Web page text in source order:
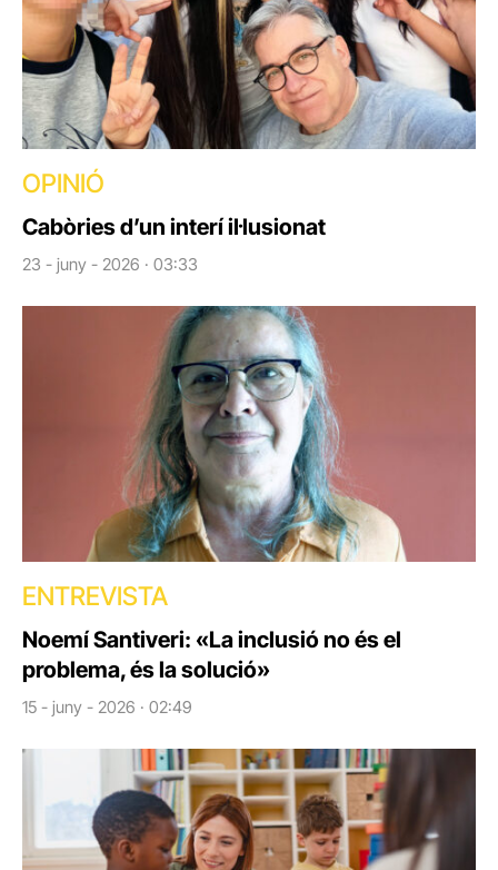
OPINIÓ
Cabòries d’un interí il·lusionat
23 - juny - 2026 · 03:33
ENTREVISTA
Noemí Santiveri: «La inclusió no és el
problema, és la solució»
15 - juny - 2026 · 02:49